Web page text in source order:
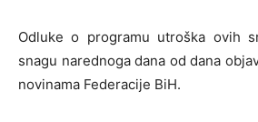
Odluke o programu utroška ovih
snagu narednoga dana od dana
novinama Federacije BiH.